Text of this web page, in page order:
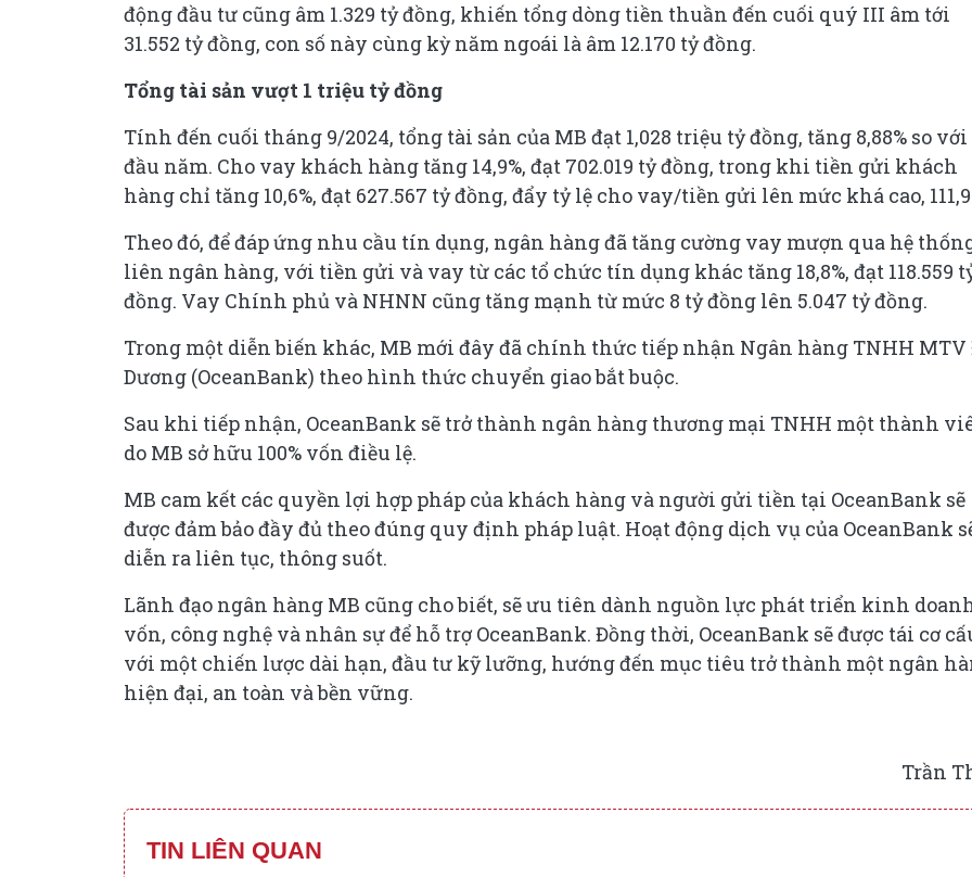
động đầu tư cũng âm 1.329 tỷ đồng, khiến tổng dòng tiền thuần đến cuối quý III âm tới
31.552 tỷ đồng, con số này cùng kỳ năm ngoái là âm 12.170 tỷ đồng.
Tổng tài sản vượt 1 triệu tỷ đồng
Tính đến cuối tháng 9/2024, tổng tài sản của MB đạt 1,028 triệu tỷ đồng, tăng 8,88% so với
đầu năm. Cho vay khách hàng tăng 14,9%, đạt 702.019 tỷ đồng, trong khi tiền gửi khách
hàng chỉ tăng 10,6%, đạt 627.567 tỷ đồng, đẩy tỷ lệ cho vay/tiền gửi lên mức khá cao,
Theo đó, để đáp ứng nhu cầu tín dụng, ngân hàng đã tăng cường vay mượn qua hệ
liên ngân hàng, với tiền gửi và vay từ các tổ chức tín dụng khác tăng 18,8%, đạt 118.559
đồng. Vay Chính phủ và NHNN cũng tăng mạnh từ mức 8 tỷ đồng lên 5.047 tỷ đồng.
Trong một diễn biến khác, MB mới đây đã chính thức tiếp nhận Ngân hàng TNHH MTV
Dương (OceanBank) theo hình thức chuyển giao bắt buộc.
Sau khi tiếp nhận, OceanBank sẽ trở thành ngân hàng thương mại TNHH một thành
do MB sở hữu 100% vốn điều lệ.
MB cam kết các quyền lợi hợp pháp của khách hàng và người gửi tiền tại OceanBank sẽ
được đảm bảo đầy đủ theo đúng quy định pháp luật. Hoạt động dịch vụ của OceanBank
diễn ra liên tục, thông suốt.
Lãnh đạo ngân hàng MB cũng cho biết, sẽ ưu tiên dành nguồn lực phát triển kinh
vốn, công nghệ và nhân sự để hỗ trợ OceanBank. Đồng thời, OceanBank sẽ được tái cơ
với một chiến lược dài hạn, đầu tư kỹ lưỡng, hướng đến mục tiêu trở thành một ngân
hiện đại, an toàn và bền vững.
Trần
TIN LIÊN QUAN